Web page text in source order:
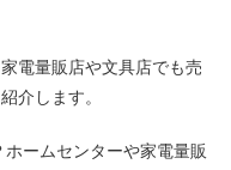
電量販店や文具店でも売
介します。
ームセンターや家電量販